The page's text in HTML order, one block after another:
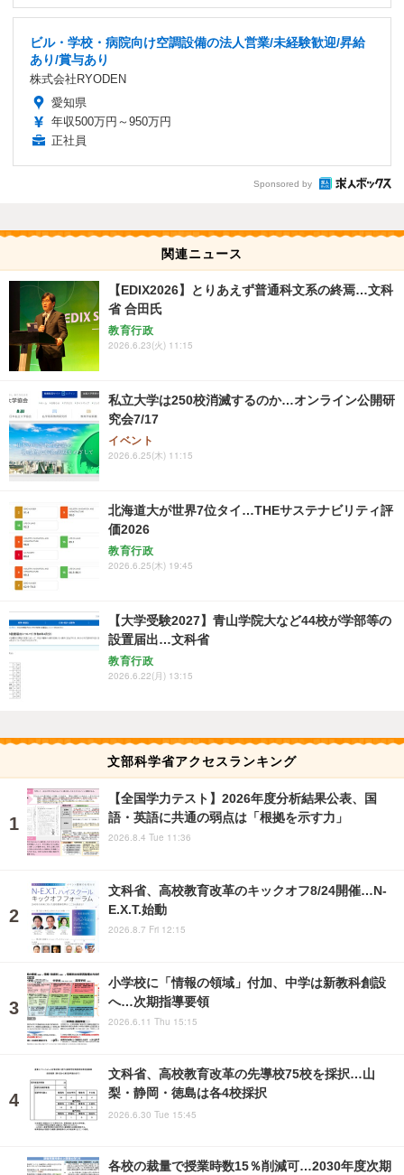
ビル・学校・病院向け空調設備の法人営業/未経験歓迎/昇給
あり/賞与あり
株式会社RYODEN
愛知県
年収500万円～950万円
正社員
Sponsored by
関連ニュース
【EDIX2026】とりあえず普通科文系の終焉…文科
省 合田氏
教育行政
2026.6.23(火) 11:15
私立大学は250校消滅するのか…オンライン公開研
究会7/17
イベント
2026.6.25(木) 11:15
北海道大が世界7位タイ…THEサステナビリティ評
価2026
教育行政
2026.6.25(木) 19:45
【大学受験2027】青山学院大など44校が学部等の
設置届出…文科省
教育行政
2026.6.22(月) 13:15
文部科学省アクセスランキング
【全国学力テスト】2026年度分析結果公表、国
語・英語に共通の弱点は「根拠を示す力」
2026.8.4 Tue 11:36
文科省、高校教育改革のキックオフ8/24開催…N-
E.X.T.始動
2026.8.7 Fri 12:15
小学校に「情報の領域」付加、中学は新教科創設
へ…次期指導要領
2026.6.11 Thu 15:15
文科省、高校教育改革の先導校75校を採択…山
梨・静岡・徳島は各4校採択
2026.6.30 Tue 15:45
各校の裁量で授業時数15％削減可…2030年度次期